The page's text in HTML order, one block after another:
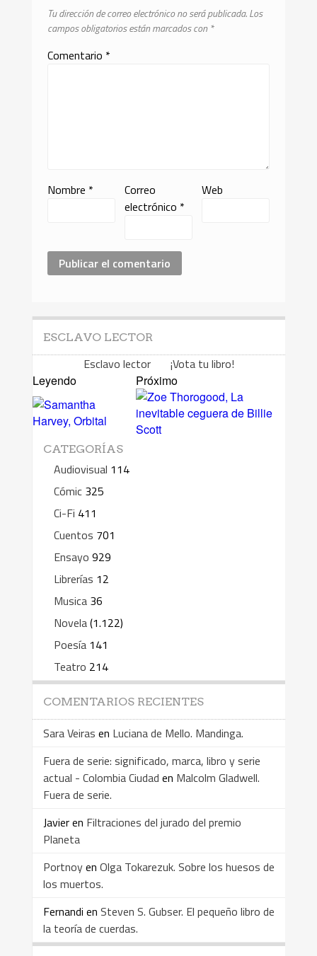
Tu dirección de correo electrónico no será publicada.Los
campos obligatorios están marcados con *
Comentario *
Nombre *
Correo
electrónico *
Web
ESCLAVO LECTOR
Esclavo lector ¡Vota tu libro!
Leyendo Próximo
CATEGORÍAS
Audiovisual 114
Cómic 325
Ci-Fi 411
Cuentos 701
Ensayo 929
Librerías 12
Musica 36
Novela(1.122)
Poesía 141
Teatro 214
COMENTARIOS RECIENTES
Sara Veiras en Luciana de Mello. Mandinga.
Fuera de serie: significado, marca, libro y serie
actual - Colombia Ciudad en Malcolm Gladwell.
Fuera de serie.
Javieren Filtraciones del jurado del premio
Planeta
Portnoyen Olga Tokarezuk. Sobre los huesos de
los muertos.
Fernandi en Steven S. Gubser. El pequeño libro de
la teoría de cuerdas.